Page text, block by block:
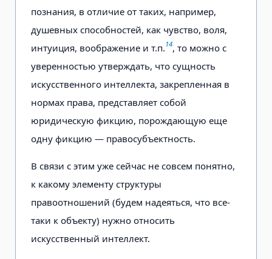
познания, в отличие от таких, например,
душевных способностей, как чувство, воля,
интуиция, воображение и т.п.14, то можно с
уверенностью утверждать, что сущность
искусственного интеллекта, закрепленная в
нормах права, представляет собой
юридическую фикцию, порождающую еще
одну фикцию — правосубъектность.
В связи с этим уже сейчас не совсем понятно,
к какому элементу структуры
правоотношений (будем надеяться, что все-
таки к объекту) нужно относить
искусственный интеллект.